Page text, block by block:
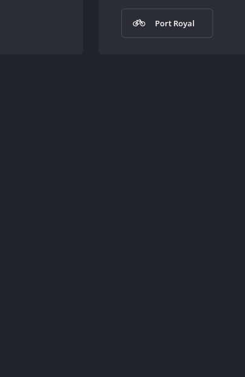
Port Royal